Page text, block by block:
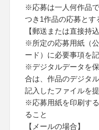
※応募は一人何作品
つき1作品の応募とす
【郵送または直接持
※所定の応募用紙（
ード）に必要事項を
※デジタルデータを
合は、作品のデジタ
記入したファイルを
※応募用紙を印刷す
ること
【メールの場合】